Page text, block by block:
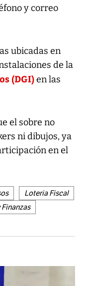
y correo
ubicadas en
de la
(DGI)en las
el sobre no
ni dibujos, ya
en el
Loteria Fiscal